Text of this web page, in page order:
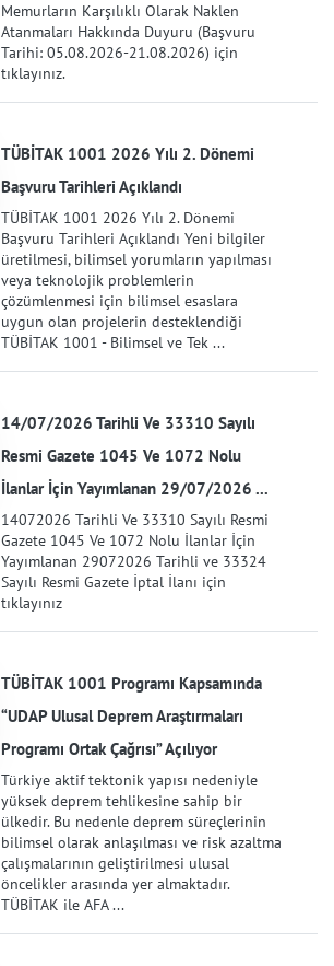
Memurların Karşılıklı Olarak Naklen
Atanmaları Hakkında Duyuru (Başvuru
Tarihi: 05.08.2026-21.08.2026) için
tıklayınız.
TÜBİTAK 1001 2026 Yılı 2. Dönemi
Başvuru Tarihleri Açıklandı
TÜBİTAK 1001 2026 Yılı 2. Dönemi
Başvuru Tarihleri Açıklandı Yeni bilgiler
üretilmesi, bilimsel yorumların yapılması
veya teknolojik problemlerin
çözümlenmesi için bilimsel esaslara
uygun olan projelerin desteklendiği
TÜBİTAK 1001 - Bilimsel ve Tek ...
14/07/2026 Tarihli Ve 33310 Sayılı
Resmi Gazete 1045 Ve 1072 Nolu
İlanlar İçin Yayımlanan 29/07/2026 ...
14072026 Tarihli Ve 33310 Sayılı Resmi
Gazete 1045 Ve 1072 Nolu İlanlar İçin
Yayımlanan 29072026 Tarihli ve 33324
Sayılı Resmi Gazete İptal İlanı için
tıklayınız
TÜBİTAK 1001 Programı Kapsamında
“UDAP Ulusal Deprem Araştırmaları
Programı Ortak Çağrısı” Açılıyor
Türkiye aktif tektonik yapısı nedeniyle
yüksek deprem tehlikesine sahip bir
ülkedir. Bu nedenle deprem süreçlerinin
bilimsel olarak anlaşılması ve risk azaltma
çalışmalarının geliştirilmesi ulusal
öncelikler arasında yer almaktadır.
TÜBİTAK ile AFA ...